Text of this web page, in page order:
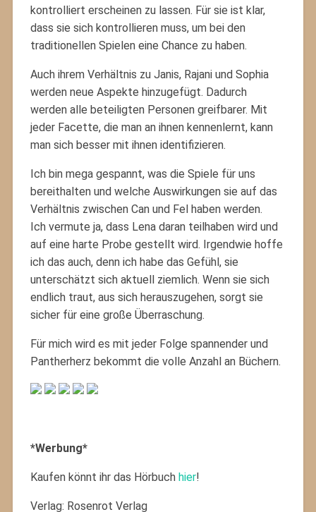
kontrolliert erscheinen zu lassen. Für sie ist klar,
dass sie sich kontrollieren muss, um bei den
traditionellen Spielen eine Chance zu haben.
Auch ihrem Verhältnis zu Janis, Rajani und Sophia
werden neue Aspekte hinzugefügt. Dadurch
werden alle beteiligten Personen greifbarer. Mit
jeder Facette, die man an ihnen kennenlernt, kann
man sich besser mit ihnen identifizieren.
Ich bin mega gespannt, was die Spiele für uns
bereithalten und welche Auswirkungen sie auf das
Verhältnis zwischen Can und Fel haben werden.
Ich vermute ja, dass Lena daran teilhaben wird und
auf eine harte Probe gestellt wird. Irgendwie hoffe
ich das auch, denn ich habe das Gefühl, sie
unterschätzt sich aktuell ziemlich. Wenn sie sich
endlich traut, aus sich herauszugehen, sorgt sie
sicher für eine große Überraschung.
Für mich wird es mit jeder Folge spannender und
Pantherherz bekommt die volle Anzahl an Büchern.
*Werbung*
Kaufen könnt ihr das Hörbuchhier!
Verlag: Rosenrot Verlag